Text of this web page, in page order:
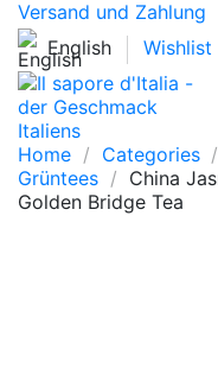
Versand und Zahlung
English
Wishlist
Home
Categories
Grüntees
China
Golden Bridge Tea